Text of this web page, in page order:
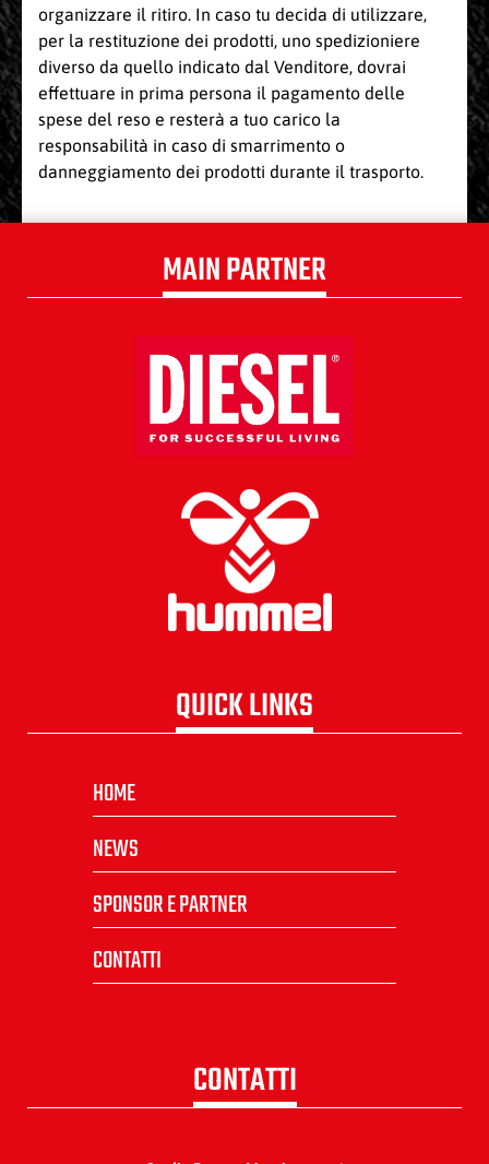
organizzare il ritiro. In caso tu decida di utilizzare,
per la restituzione dei prodotti, uno spedizioniere
diverso da quello indicato dal Venditore, dovrai
effettuare in prima persona il pagamento delle
spese del reso e resterà a tuo carico la
responsabilità in caso di smarrimento o
danneggiamento dei prodotti durante il trasporto.
MAIN PARTNER
QUICK LINKS
HOME
NEWS
SPONSOR E PARTNER
CONTATTI
CONTATTI